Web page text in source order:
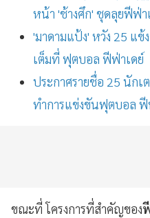
หน้า 'ช้างศึก' ชุดลุยฟีฟ่า
'มาดามแป้ง' หวัง 25 แข้
เต็มที่ ฟุตบอล ฟีฟ่าเดย์
ประกาศรายชื่อ 25 นักเ
ทำการแข่งขันฟุตบอล ฟี
ขณะที่​ โครงการที่สำคัญของ